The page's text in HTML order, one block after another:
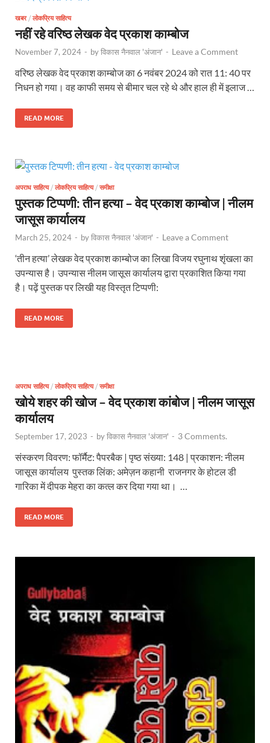
खबर/ लोकप्रिय साहित्य
नहीं रहे वरिष्ठ लेखक वेद प्रकाश काम्बोज
November 7, 2024 - byविकास नैनवाल 'अंजान' - Leave a Comment
वरिष्ठ लेखक वेद प्रकाश काम्बोज का 6 नवंबर 2024 को रात 11: 40 पर
निधन हो गया। वह काफी समय से बीमार चल रहे थे और हाल ही में इलाज …
READ MORE
अपराध साहित्य/ लोकप्रिय साहित्य/ समीक्षा
पुस्तक टिप्पणी: तीन हत्या – वेद प्रकाश काम्बोज | नीलम
जासूस कार्यालय
March 25, 2024 - byविकास नैनवाल 'अंजान' - Leave a Comment
‘तीन हत्या’ लेखक वेद प्रकाश काम्बोज का लिखा विजय रघुनाथ शृंखला का
उपन्यास है। उपन्यास नीलम जासूस कार्यालय द्वारा प्रकाशित किया गया
है। पढ़ें पुस्तक पर लिखी यह विस्तृत टिप्पणी:
READ MORE
अपराध साहित्य/ लोकप्रिय साहित्य/ समीक्षा
खोये शहर की खोज – वेद प्रकाश कांबोज | नीलम जासूस
कार्यालय
September 17, 2023 - byविकास नैनवाल 'अंजान' - 3 Comments.
संस्करण विवरण: फॉर्मैट: पैपरबैक | पृष्ठ संख्या: 148 | प्रकाशन: नीलम
जासूस कार्यालय पुस्तक लिंक: अमेज़न कहानी राजनगर के होटल डी
गारिका में दीपक मेहरा का कत्ल कर दिया गया था। …
READ MORE